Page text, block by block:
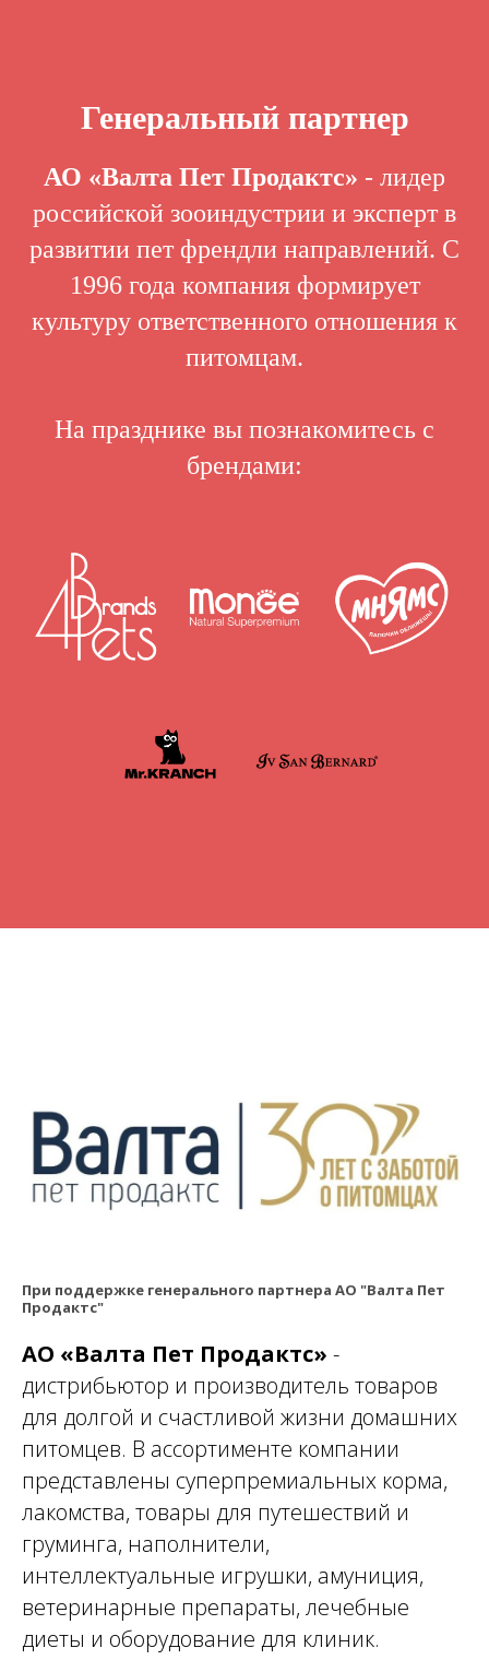
Генеральный партнер
АО «Валта Пет Продактс» - лидер
российской зооиндустрии и эксперт в
развитии пет френдли направлений. С
1996 года компания формирует
культуру ответственного отношения к
питомцам.
На празднике вы познакомитесь с
брендами:
При поддержке генерального партнера АО "Валта Пет
Продактс"
АО «Валта Пет Продактс» -
дистрибьютор и производитель товаров
для долгой и счастливой жизни домашних
питомцев. В ассортименте компании
представлены суперпремиальных корма,
лакомства, товары для путешествий и
груминга, наполнители,
интеллектуальные игрушки, амуниция,
ветеринарные препараты, лечебные
диеты и оборудование для клиник.